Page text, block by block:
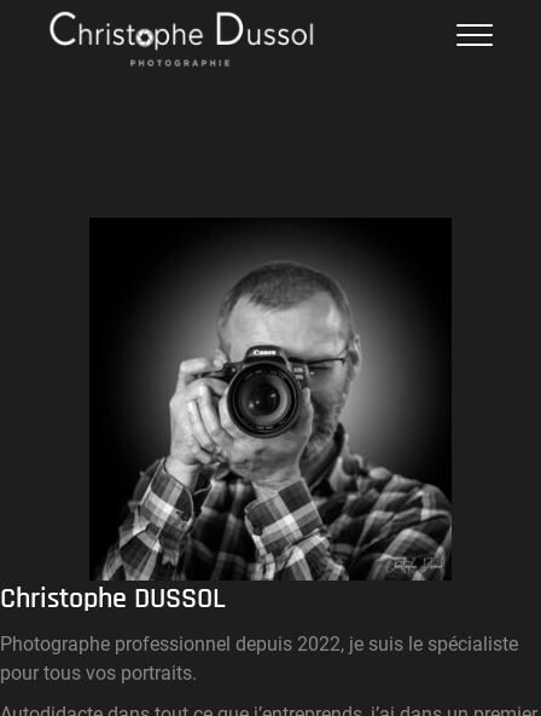
Christophe DUSSOL
PHOTOGRAPHIE
Christophe DUSSOL
Photographe professionnel depuis 2022, je suis le spécialiste
pour tous vos portraits.